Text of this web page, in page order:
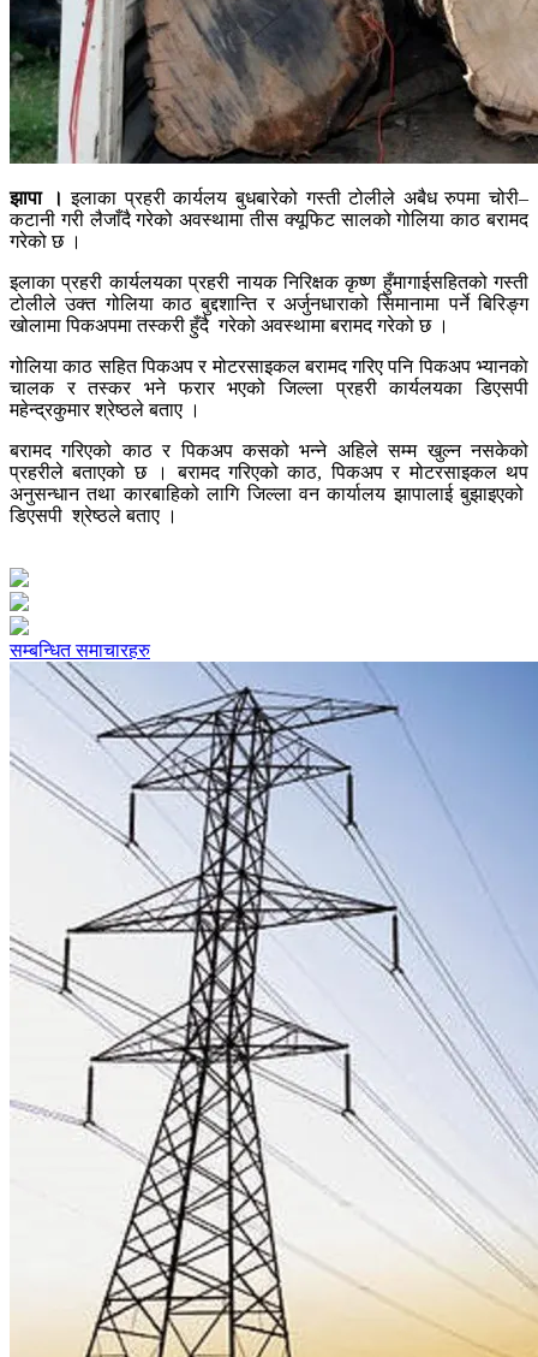
झापा । इलाका प्रहरी कार्यलय बुधबारेको गस्ती टोलीले अबैध रुपमा चोरी–
कटानी गरी लैजाँदै गरेको अवस्थामा तीस क्यूफिट सालको गोलिया काठ बरामद
गरेको छ ।
इलाका प्रहरी कार्यलयका प्रहरी नायक निरिक्षक कृष्ण हुँमागाईसहितको गस्ती
टोलीले उक्त गोलिया काठ बुद्दशान्ति र अर्जुनधाराको सिमानामा पर्ने बिरिङ्ग
खोलामा पिकअपमा तस्करी हुँदै गरेको अवस्थामा बरामद गरेको छ ।
गोलिया काठ सहित पिकअप र मोटरसाइकल बरामद गरिए पनि पिकअप भ्यानकाे
चालक र तस्कर भने फरार भएको जिल्ला प्रहरी कार्यलयका डिएसपी
महेन्द्रकुमार श्रेष्ठले बताए ।
बरामद गरिएको काठ र पिकअप कसको भन्ने अहिले सम्म खुल्न नसकेको
प्रहरीले बताएको छ । बरामद गरिएको काठ, पिकअप र मोटरसाइकल थप
अनुसन्धान तथा कारबाहिको लागि जिल्ला वन कार्यालय झापालाई बुझाइएको
डिएसपी श्रेष्ठले बताए ।
सम्बन्धित समाचारहरु